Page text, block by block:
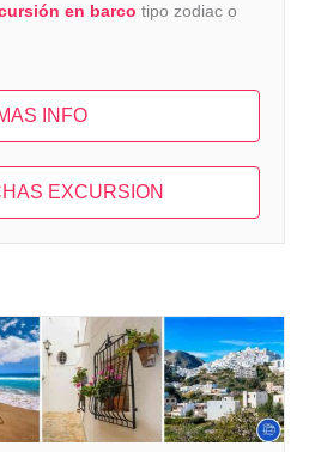
en barco tipo zodiac o
INFO
EXCURSION